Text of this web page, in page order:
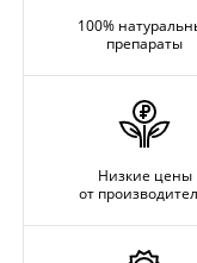
100%
препараты
Низкие цены
от